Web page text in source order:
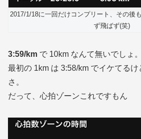
2017/1/18に一回だけコンプリート、その後
ず飛ばず(笑)
3:59/km で 10km なんて無いでしょ。
最初の 1km は 3:58/km でイケてるけ
さ。
だって、心拍ゾーンこれですもん